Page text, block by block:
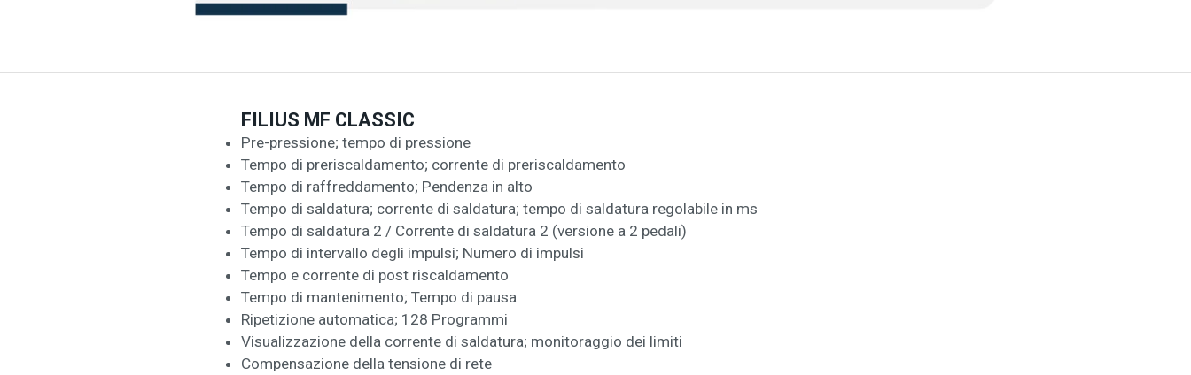
FILIUS MF CLASSIC
Pre-pressione; tempo di pressione
Tempo di preriscaldamento; corrente di preriscaldamento
Tempo di raffreddamento; Pendenza in alto
Tempo di saldatura; corrente di saldatura; tempo di saldatura regolabile in ms
Tempo di saldatura 2 / Corrente di saldatura 2 (versione a 2 pedali)
Tempo di intervallo degli impulsi; Numero di impulsi
Tempo e corrente di post riscaldamento
Tempo di mantenimento; Tempo di pausa
Ripetizione automatica; 128 Programmi
Visualizzazione della corrente di saldatura; monitoraggio dei limiti
Compensazione della tensione di rete